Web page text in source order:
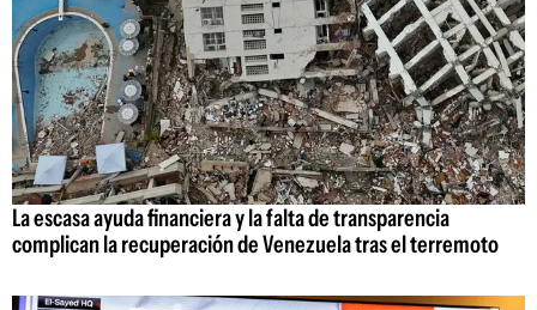
La escasa ayuda financiera y la falta de transparencia
complican la recuperación de Venezuela tras el terremoto